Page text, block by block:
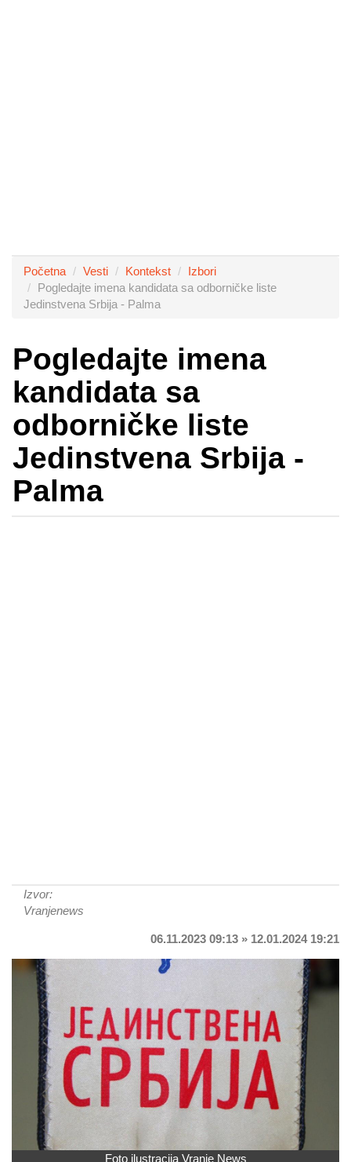
Početna Vesti Kontekst
Izbori
Pogledajte imena kandidata sa odborničke liste
Jedinstvena Srbija - Palma
Pogledajte imena
kandidata sa
odborničke liste
Jedinstvena Srbija -
Palma
Izvor:
Vranjenews
06.11.2023 09:13 » 12.01.2024 19:21
Foto ilustracija Vranje News